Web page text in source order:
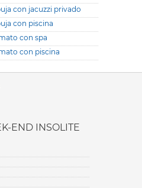
con jacuzzi privado
con piscina
con spa
con piscina
END INSOLITE